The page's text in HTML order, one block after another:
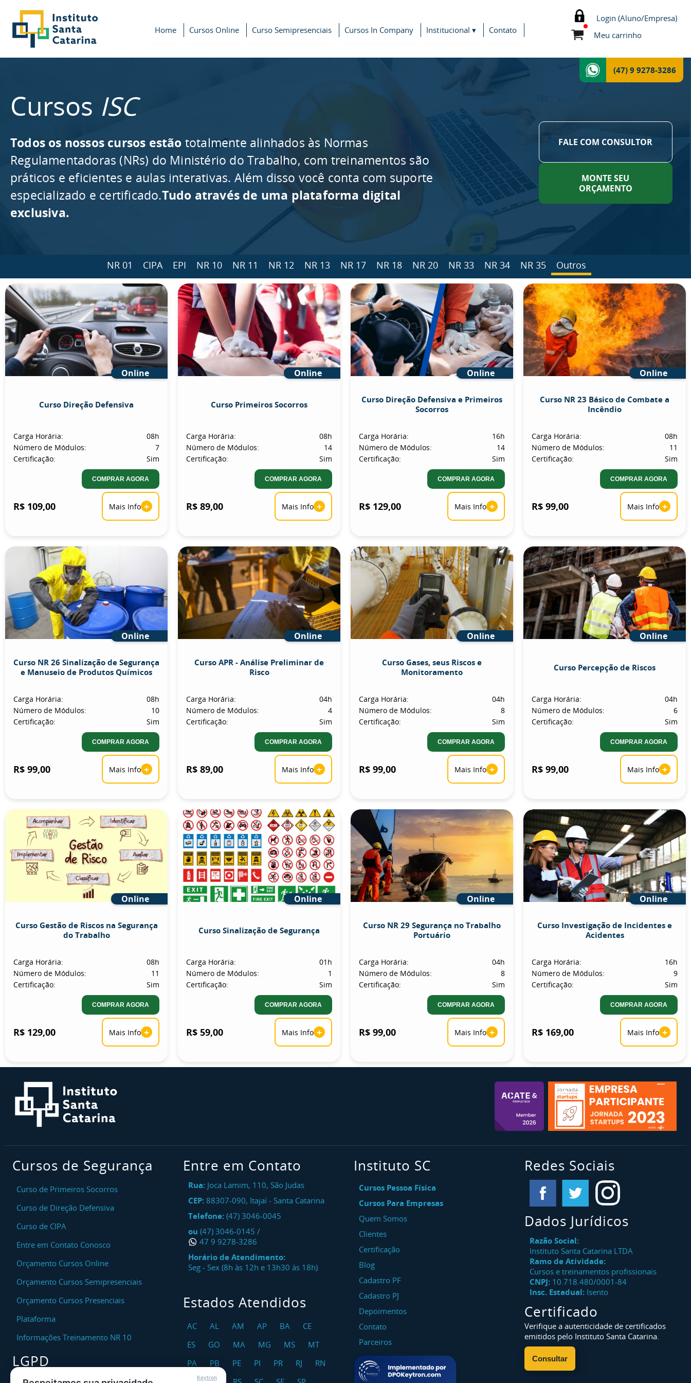
Home Cursos Online Curso Semipresenciais Cursos In Company Institucional ▾ Contato
Login (Aluno/Empresa)
Meu carrinho
(47) 9 9278-3286
Cursos ISC
Todos os nossos cursos estão totalmente alinhados às Normas
Regulamentadoras (NRs) do Ministério do Trabalho, com treinamentos são
práticos e eficientes e aulas interativas. Além disso você conta com suporte
especializado e certificado.Tudo através de uma plataforma digital
exclusiva.
FALE COM CONSULTOR
MONTE SEU
ORÇAMENTO
NR 01 CIPA EPI NR 10 NR 11 NR 12 NR 13 NR 17 NR 18 NR 20 NR 33 NR 34 NR 35 Outros
Online
Curso Direção Defensiva
Carga Horária:
08h
Número de Módulos:
7
Certificação:
Sim
COMPRAR AGORA
R$ 109,00 Mais Info +
Online
Curso Primeiros Socorros
Carga Horária:
08h
Número de Módulos:
14
Certificação:
Sim
COMPRAR AGORA
R$ 89,00 Mais Info +
Online
Curso Direção Defensiva e Primeiros
Socorros
Carga Horária:
16h
Número de Módulos:
14
Certificação:
Sim
COMPRAR AGORA
R$ 129,00 Mais Info +
Online
Curso NR 23 Básico de Combate a
Incêndio
Carga Horária:
08h
Número de Módulos:
11
Certificação:
Sim
COMPRAR AGORA
R$ 99,00 Mais Info +
Online
Curso NR 26 Sinalização de Segurança
e Manuseio de Produtos Químicos
Carga Horária:
08h
Número de Módulos:
10
Certificação:
Sim
COMPRAR AGORA
R$ 99,00 Mais Info +
Online
Curso APR - Análise Preliminar de
Risco
Carga Horária:
04h
Número de Módulos:
4
Certificação:
Sim
COMPRAR AGORA
R$ 89,00 Mais Info +
Online
Curso Gases, seus Riscos e
Monitoramento
Carga Horária:
04h
Número de Módulos:
8
Certificação:
Sim
COMPRAR AGORA
R$ 99,00 Mais Info +
Online
Curso Percepção de Riscos
Carga Horária:
04h
Número de Módulos:
6
Certificação:
Sim
COMPRAR AGORA
R$ 99,00 Mais Info +
Online
Curso Gestão de Riscos na Segurança
do Trabalho
Carga Horária:
08h
Número de Módulos:
11
Certificação:
Sim
COMPRAR AGORA
R$ 129,00 Mais Info +
Online
Curso Sinalização de Segurança
Carga Horária:
01h
Número de Módulos:
1
Certificação:
Sim
COMPRAR AGORA
R$ 59,00 Mais Info +
Online
Curso NR 29 Segurança no Trabalho
Portuário
Carga Horária:
04h
Número de Módulos:
8
Certificação:
Sim
COMPRAR AGORA
R$ 99,00 Mais Info +
Online
Curso Investigação de Incidentes e
Acidentes
Carga Horária:
16h
Número de Módulos:
9
Certificação:
Sim
COMPRAR AGORA
R$ 169,00 Mais Info +
Cursos de Segurança
Curso de Primeiros Socorros
Curso de Direção Defensiva
Curso de CIPA
Entre em Contato Conosco
Orçamento Cursos Online
Orçamento Cursos Semipresenciais
Orçamento Cursos Presenciais
Plataforma
Informações Treinamento NR 10
LGPD
Entre em Contato
Rua: Joca Lamim, 110, São Judas
CEP: 88307-090, Itajaí - Santa Catarina
Telefone: (47) 3046-0045
ou (47) 3046-0145 /
47 9 9278-3286
Horário de Atendimento:
Seg - Sex (8h às 12h e 13h30 às 18h)
Estados Atendidos
AC AL AM AP BA
CE
ES
GO MA MG MS
MT
PA
PB PE PI PR RJ
RN
Instituto SC
Cursos Pessoa Física
Cursos Para Empresas
Quem Somos
Clientes
Certificação
Blog
Cadastro PF
Cadastro PJ
Depoimentos
Contato
Parceiros
Redes Sociais
Dados Jurídicos
Razão Social:
Instituto Santa Catarina LTDA
Ramo de Atividade:
Cursos e treinamentos profissionais
CNPJ: 10.718.480/0001-84
Insc. Estadual: Isento
Certificado
Verifique a autenticidade de certificados
emitidos pelo Instituto Santa Catarina.
Consultar
Keytron